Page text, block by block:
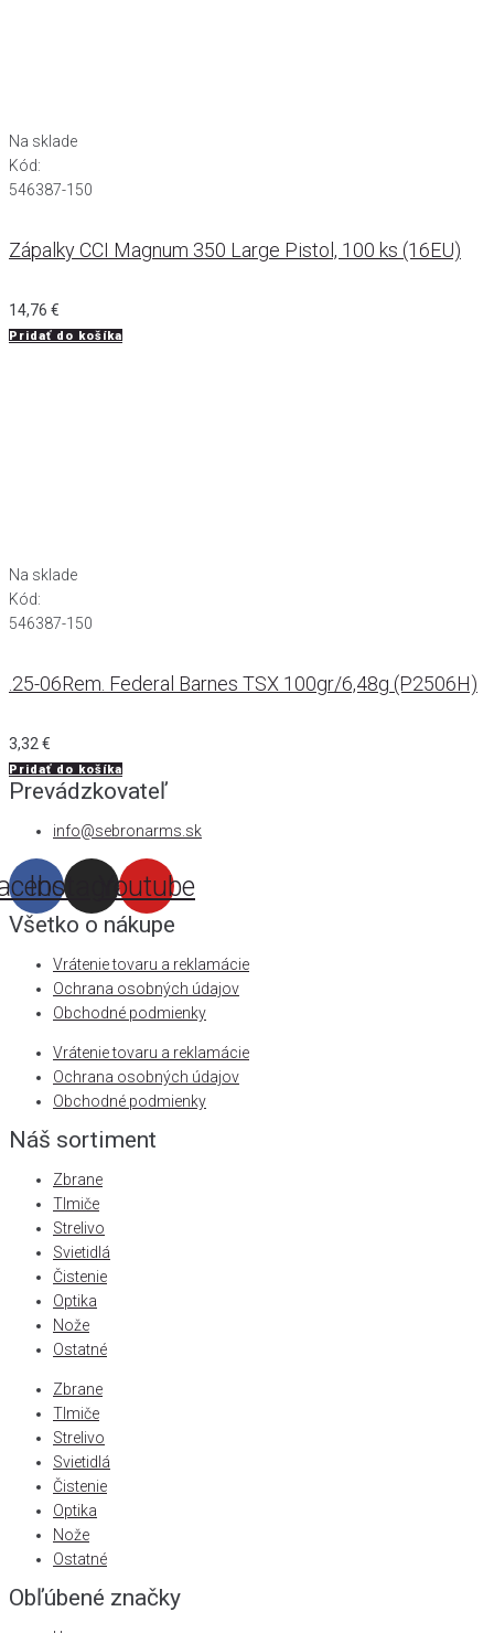
Na sklade
Kód:
546387-150
Zápalky CCI Magnum 350 Large Pistol, 100 ks (16EU)
14,76 €
Pridať do košíka
Na sklade
Kód:
546387-150
.25-06Rem. Federal Barnes TSX 100gr/6,48g (P2506H)
3,32€
Pridať do košíka
Prevádzkovateľ
info@sebronarms.sk
InstagramYoutube
Všetko o nákupe
Vrátenie tovaru a reklamácie
Ochrana osobných údajov
Obchodné podmienky
Vrátenie tovaru a reklamácie
Ochrana osobných údajov
Obchodné podmienky
Náš sortiment
Zbrane
Tlmiče
Strelivo
Svietidlá
Čistenie
Optika
Nože
Ostatné
Zbrane
Tlmiče
Strelivo
Svietidlá
Čistenie
Optika
Nože
Ostatné
Obľúbené značky